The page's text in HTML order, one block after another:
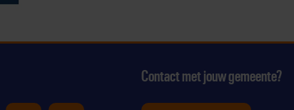
Contact met jouw gemeente?